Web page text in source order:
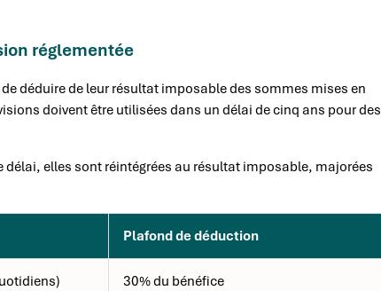
réglementée
déduire de leur résultat imposable des sommes mises en
doivent être utilisées dans un délai de cinq ans pour des
elles sont réintégrées au résultat imposable, majorées
Plafond de déduction
30% du bénéfice